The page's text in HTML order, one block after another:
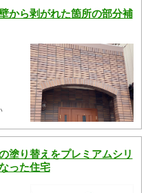
から剥がれた箇所の部分補
塗り替えをプレミアムシリ
った住宅